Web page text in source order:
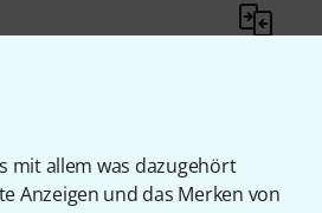
mit allem was dazugehört
Anzeigen und das Merken von